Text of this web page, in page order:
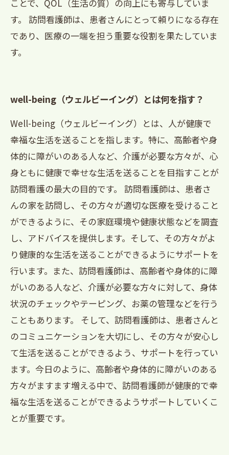
ことで、QOL（生活の質）の向上にも寄与していま
す。 訪問看護師は、患者さんにとって頼りになる存在
であり、医療の一端を担う重要な役割を果たしていま
す。
well-being（ウェルビーイング）とは何を指す？
Well-being（ウェルビーイング）とは、人が健康で
幸福な生活を送ることを指します。特に、高齢者や身
体的に障がいのある人など、介護が必要な方々が、心
身ともに健康で幸せな生活を送ることを目指すことが
訪問看護の最大の目的です。 訪問看護師は、患者さ
んの家を訪問し、その方々が適切な医療を受けること
ができるように、その家庭環境や健康状態などを調査
し、アドバイスを提供します。そして、その方々がよ
り健康的な生活を送ることができるようにサポートを
行います。また、訪問看護師は、高齢者や身体的に障
がいのある人など、介護が必要な方々に対して、身体
状況のチェックやテーピング、お薬の管理などを行う
こともあります。 そして、訪問看護師は、患者さんと
のコミュニケーションを大切にし、その方々が安心し
て生活を送ることができるよう、サポートを行ってい
ます。今日のように、高齢者や身体的に障がいのある
方々がますます増える中で、訪問看護師が健康的で幸
福な生活を送ることができるようサポートしていくこ
とが重要です。